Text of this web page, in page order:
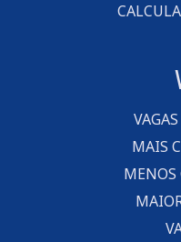
MAIS
MENOS